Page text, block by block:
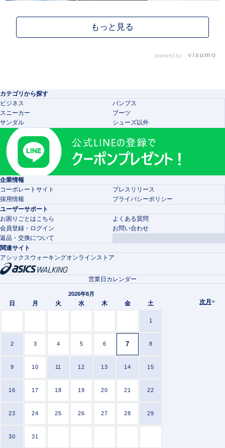
powered by
カテゴリから探す
ビジネス
パンプス
スニーカー
ブーツ
サンダル
シューズ以外
企業情報
コーポレートサイト
プレスリリース
採用情報
プライバシーポリシー
ユーザーサポート
お困りごとはこちら
よくある質問
会員登録・ログイン
お問い合わせ
返品・交換について
関連サイト
アシックスウォーキングオンラインストア
次月 >
営業日カレンダー
2026年8月
日 月 火 水 木 金 土
1
2 3 4 5 6 7 8
9 10 11 12 13 14 15
16 17 18 19 20 21 22
23 24 25 26 27 28 29
30 31